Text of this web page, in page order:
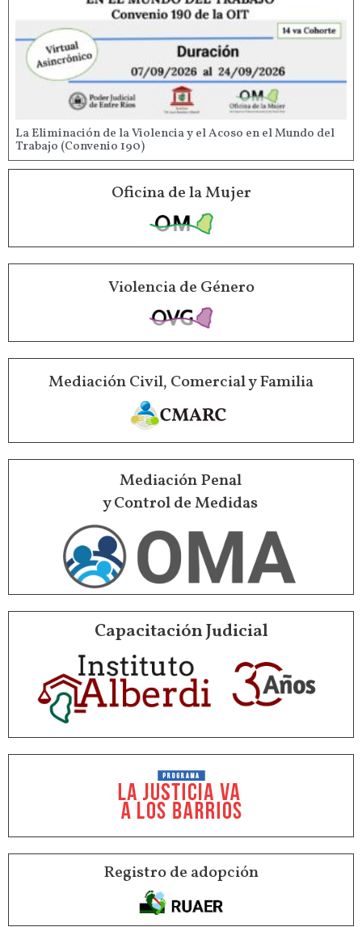
La Eliminación de la Violencia y el Acoso en el Mundo del
Trabajo (Convenio 190)
Oficina de la Mujer
Violencia de Género
Mediación Civil, Comercial y Familia
Mediación Penal
y Control de Medidas
Capacitación Judicial
Registro de adopción